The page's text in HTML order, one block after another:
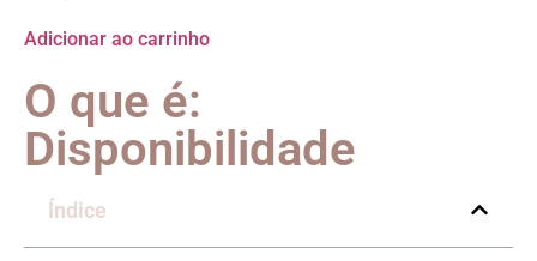
Adicionar ao carrinho
O que é:
Disponibilidade
Índice